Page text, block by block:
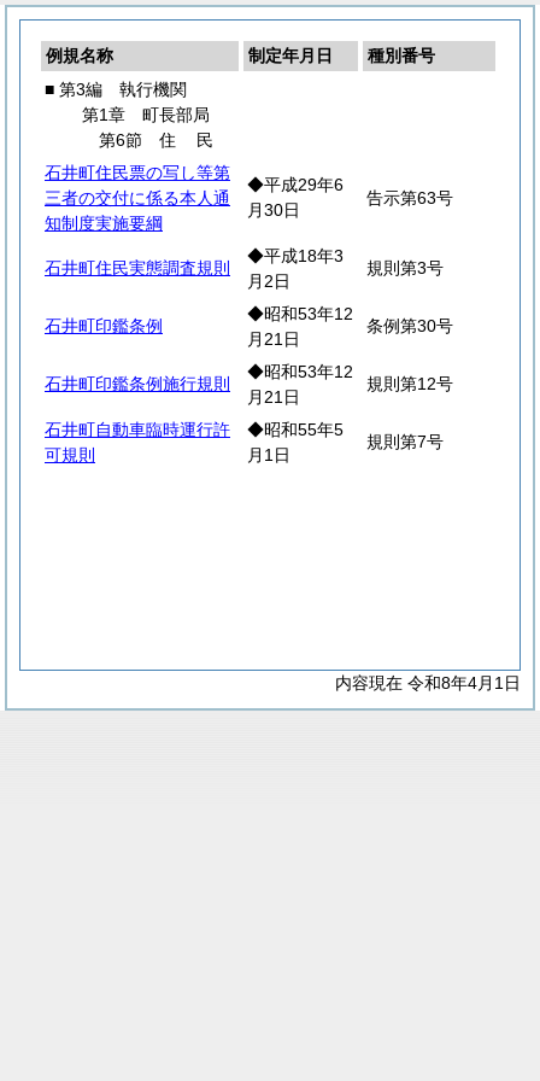
例規名称 制定年月日
種別番号
■ 第3編 執行機関
第1章 町長部局
第6節 住
民
石井町住民票の写し等第
三者の交付に係る本人通
知制度実施要綱
◆平成29年6
月30日
告示第63号
石井町住民実態調査規則
◆平成18年3
月2日
規則第3号
石井町印鑑条例
◆昭和53年12
月21日
条例第30号
石井町印鑑条例施行規則
◆昭和53年12
月21日
規則第12号
石井町自動車臨時運行許
可規則
◆昭和55年5
月1日
規則第7号
内容現在 令和8年4月1日